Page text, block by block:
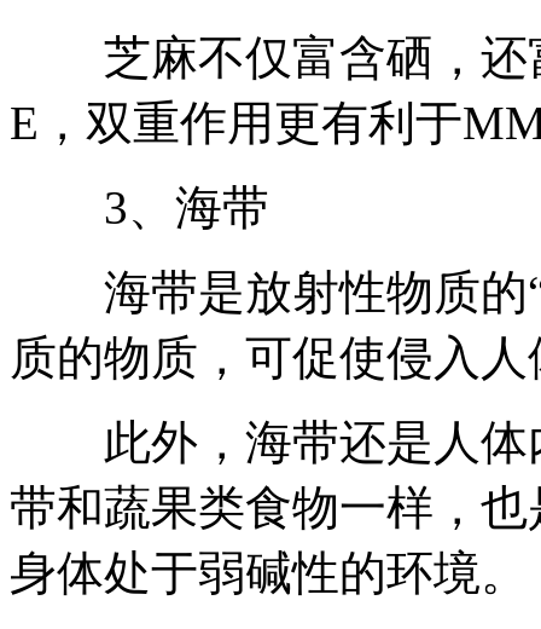
芝麻不仅富含硒，还
E，双重作用更有利于
3、海带
海带是放射性物质的“
质的物质，可促使侵入
此外，海带还是人体
带和蔬果类食物一样，
身体处于弱碱性的环境。